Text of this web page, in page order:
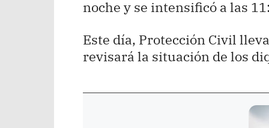
noche y se intensificó a las
Este día, Protección Civil
revisará la situación de los